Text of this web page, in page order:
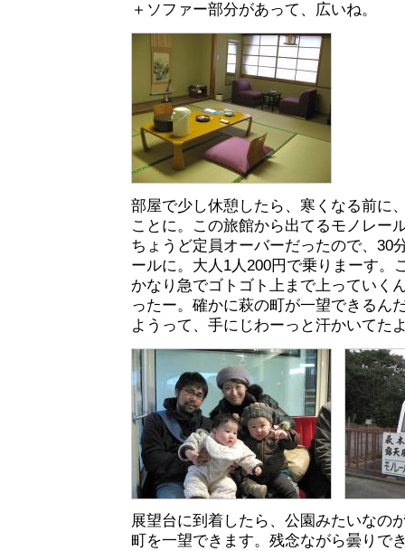
＋ソファー部分があって、広いね。
部屋で少し休憩したら、寒くなる前に
ことに。この旅館から出てるモノレー
ちょうど定員オーバーだったので、30
ールに。大人1人200円で乗りまーす。
かなり急でゴトゴト上まで上っていく
ったー。確かに萩の町が一望できるん
ようって、手にじわーっと汗かいてた
展望台に到着したら、公園みたいなの
町を一望できます。残念ながら曇りで